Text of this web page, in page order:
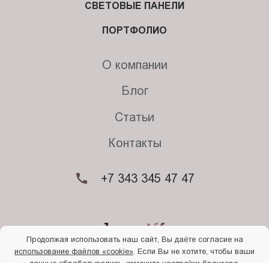
© 2026. Begriff
СВЕТОВЫЕ ПАНЕЛИ
ПОРТФОЛИО
О компании
Блог
Статьи
Контакты
+7 343 345 47 47
Продолжая использовать наш сайт, Вы даёте согласие на
использование файлов «cookie» . Если Вы не хотите, чтобы ваши